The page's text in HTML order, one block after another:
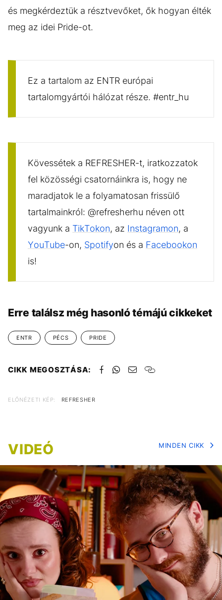
és megkérdeztük a résztvevőket, ők hogyan élték
meg az idei Pride-ot.
Ez a tartalom az ENTR európai
tartalomgyártói hálózat része. #entr_hu
Kövessétek a REFRESHER-t, iratkozzatok
fel közösségi csatornáinkra is, hogy ne
maradjatok le a folyamatosan frissülő
tartalmainkról: @refresherhu néven ott
vagyunk a TikTokon, az Instagramon, a
YouTube-on, Spotifyon és a Facebookon
is!
Erre találsz még hasonló témájú cikkeket
ENTR PÉCS PRIDE
CIKK MEGOSZTÁSA:
ELŐNÉZETI KÉP: REFRESHER
VIDEÓ MINDEN CIKK